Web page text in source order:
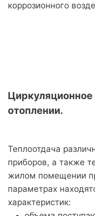
коррозионного
отоплении.
Теплоотдача
приборов, а также
жилом помещении
параметрах
характеристик: